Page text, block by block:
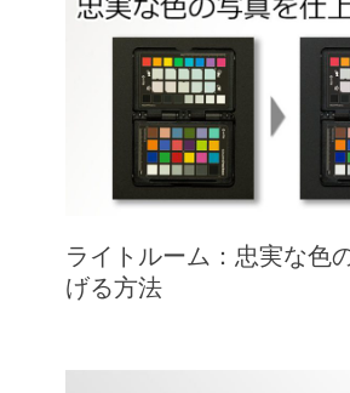
ライトルーム：忠実な色
げる方法